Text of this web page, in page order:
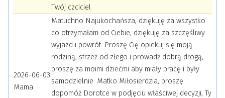
Twój czciciel
2026-06-03
Mama
Matuchno Najukochańsza, dziękuję za wszystko
co otrzymałam od Ciebie, dziękuję za szczęśliwy
wyjazd i powrót. Proszę Cię opiekuj się moją
rodziną, strzeż od złego i prowadź dobrą drogą,
proszę za moimi dziećmi aby miały pracę i były
samodzielnie. Matko Miłosierdzia, proszę
dopomóż Dorotce w podjęciu właściwej decyzji, Ty